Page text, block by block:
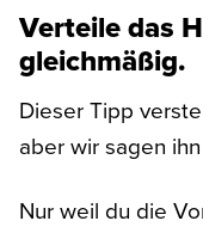
Verteile das
gleichmäßig.
Dieser Tipp
aber wir sagen
Nur weil du die